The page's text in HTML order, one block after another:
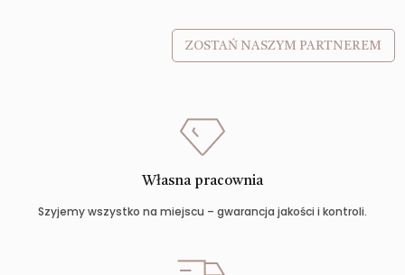
ZOSTAŃ NASZYM PARTNEREM
Własna pracownia
Szyjemy wszystko na miejscu – gwarancja jakości i kontroli.